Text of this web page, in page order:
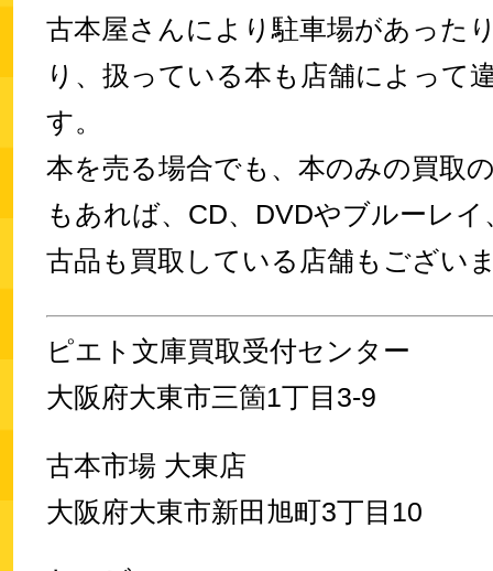
古本屋さんにより駐車場があった
り、扱っている本も店舗によって
す。
本を売る場合でも、本のみの買取
もあれば、CD、DVDやブルーレ
古品も買取している店舗もござい
ピエト文庫買取受付センター
大阪府大東市三箇1丁目3-9
古本市場 大東店
大阪府大東市新田旭町3丁目10